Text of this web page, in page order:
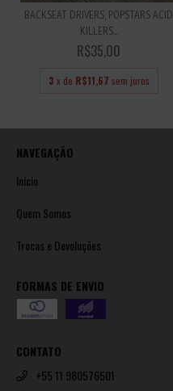
BACKSEAT DRIVERS, POPSTARS ACID
KILLERS...
R$35,00
3 x de R$11,67 sem juros
NAVEGAÇÃO
Início
Quem Somos
Trocas e Devoluções
FORMAS DE ENVIO
CONTATO
+55 11 980576501